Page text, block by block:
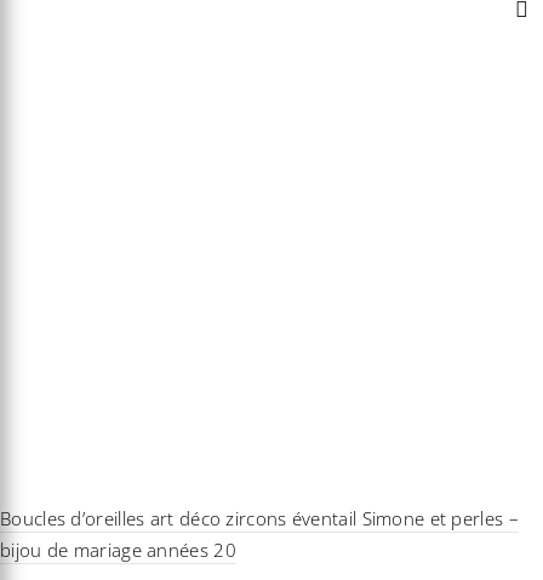
Boucles d’oreilles art déco zircons éventail Simone et perles –
bijou de mariage années 20